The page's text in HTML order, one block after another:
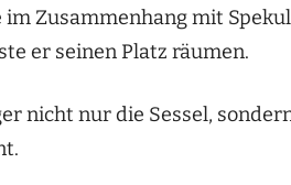
Zusammenhang mit
er seinen Platz räumen.
nicht nur die Sessel,